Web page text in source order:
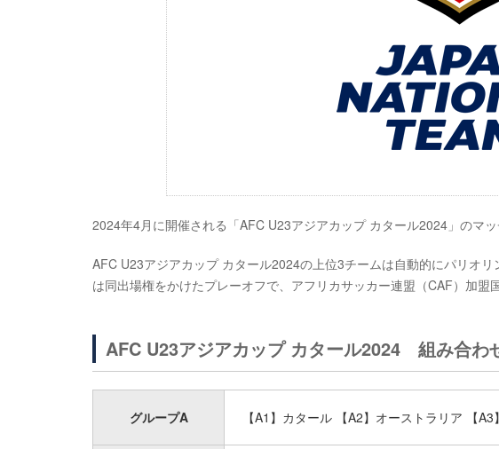
2024年4月に開催される「AFC U23アジアカップ カタール2024」のマッ
AFC U23アジアカップ カタール2024の上位3チームは自動的にパリオ
は同出場権をかけたプレーオフで、アフリカサッカー連盟（CAF）加盟
AFC U23アジアカップ カタール2024 組み合わ
グループA 【A1】カタール 【A2】オーストラリア 【